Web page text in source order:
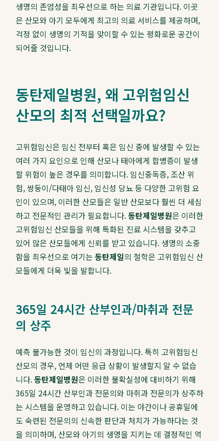
생명의 존엄성을 최우선으로 하는 의료 기관입니다. 이곳
은 산모와 아기 모두에게 최고의 의료 서비스를 제공하며,
걱정 없이 생명의 기적을 맞이할 수 있는 평화로운 공간이
되어줄 것입니다.
동탄제일병원, 왜 고위험임신
산모의 최적 선택일까요?
고위험임신은 임신 전부터 혹은 임신 중에 발생할 수 있는
여러 가지 요인으로 인해 산모나 태아에게 합병증이 발생
할 위험이 높은 경우를 의미합니다. 임신중독증, 조산 위
험, 쌍둥이/다태아 임신, 임신성 당뇨 등 다양한 고위험 요
인이 있으며, 이러한 산모들은 일반 산모보다 훨씬 더 세심
하고 전문적인 관리가 필요합니다.동탄제일병원은 이러한
고위험임신 산모들을 위해 특화된 진료 시스템을 갖추고
있어 많은 산모들에게 신뢰를 받고 있습니다. 생명의 소중
함을 최우선으로 여기는 동탄제일의 철학은 고위험임신 산
모들에게 더욱 빛을 발합니다.
365일 24시간 산부인과/마취과 전문
의 상주
예측 불가능한 것이 임신의 과정입니다. 특히 고위험임신
산모의 경우, 언제 어떤 응급 상황이 발생할지 알 수 없습
니다.동탄제일병원은 이러한 불확실성에 대비하기 위해
365일 24시간 산부인과 전문의와 마취과 전문의가 상주하
는 시스템을 운영하고 있습니다. 이는 야간이나 공휴일에
도 숙련된 전문의의 신속한 판단과 처치가 가능하다는 것
을 의미하며, 산모와 아기의 생명을 지키는 데 결정적인 역